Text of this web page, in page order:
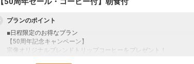
添い寝幼児（0～6歳の未就学児）は、現地にて施設使用料がかりま
プランのポイント
■日程限定のお得なプラン
【50周年記念キャンペーン】
宗像オリジナルブレンドトリップコーヒーをプレゼント！